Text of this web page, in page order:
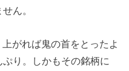
ん。
がれば鬼の首をとったよ
り。しかもその銘柄に